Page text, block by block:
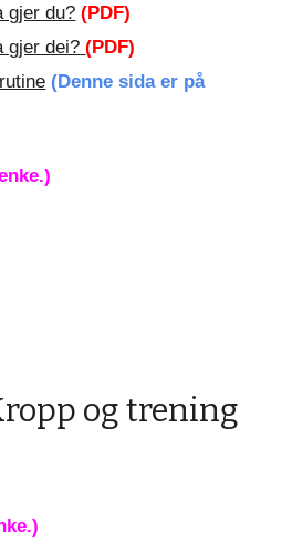
gjer du? (PDF)
gjer dei? (PDF)
(Denne sida er på
og trening